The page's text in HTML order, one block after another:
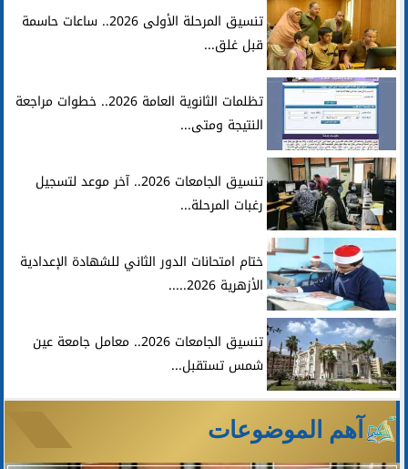
تنسيق المرحلة الأولى 2026.. ساعات حاسمة
قبل غلق...
تظلمات الثانوية العامة 2026.. خطوات مراجعة
النتيجة ومتى...
تنسيق الجامعات 2026.. آخر موعد لتسجيل
رغبات المرحلة...
ختام امتحانات الدور الثاني للشهادة الإعدادية
الأزهرية 2026.....
تنسيق الجامعات 2026.. معامل جامعة عين
شمس تستقبل...
آهم الموضوعات